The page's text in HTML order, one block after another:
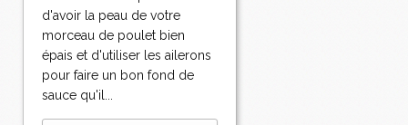
d'avoir la peau de votre
morceau de poulet bien
épais et d'utiliser les ailerons
pour faire un bon fond de
sauce qu'il...